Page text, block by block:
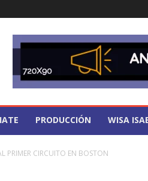
PRODUCCIÓN WISA
PRIMER CIRCUITO EN BOSTON